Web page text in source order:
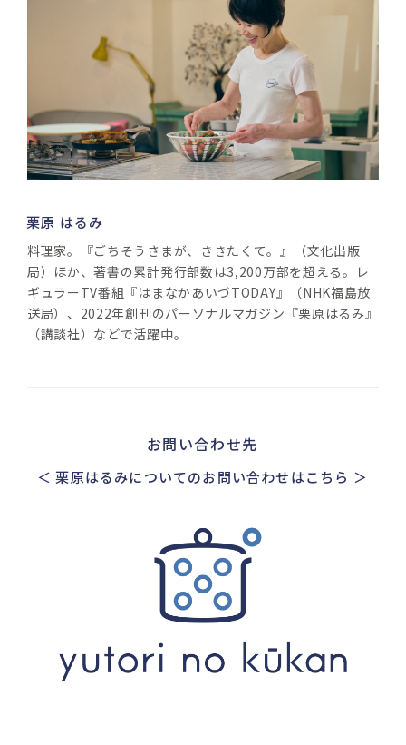
栗原 はるみ
料理家。『ごちそうさまが、ききたくて。』（文化出版
局）ほか、著書の累計発行部数は3,200万部を超える。レ
ギュラーTV番組『はまなかあいづTODAY』（NHK福島放
送局）、2022年創刊のパーソナルマガジン『栗原はるみ』
（講談社）などで活躍中。
お問い合わせ先
＜ 栗原はるみについてのお問い合わせはこちら ＞